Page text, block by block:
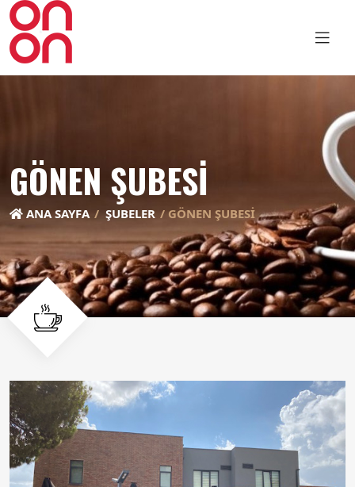
GÖNEN ŞUBESİ
ANA SAYFA ŞUBELER GÖNEN ŞUBESİ